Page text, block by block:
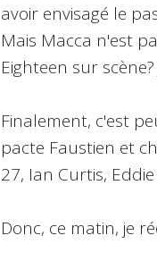
avoir envisagé le
Mais Macca n'est
Eighteen sur
Finalement, c'est
pacte Faustien et
27, Ian Curtis,
Donc, ce matin, je